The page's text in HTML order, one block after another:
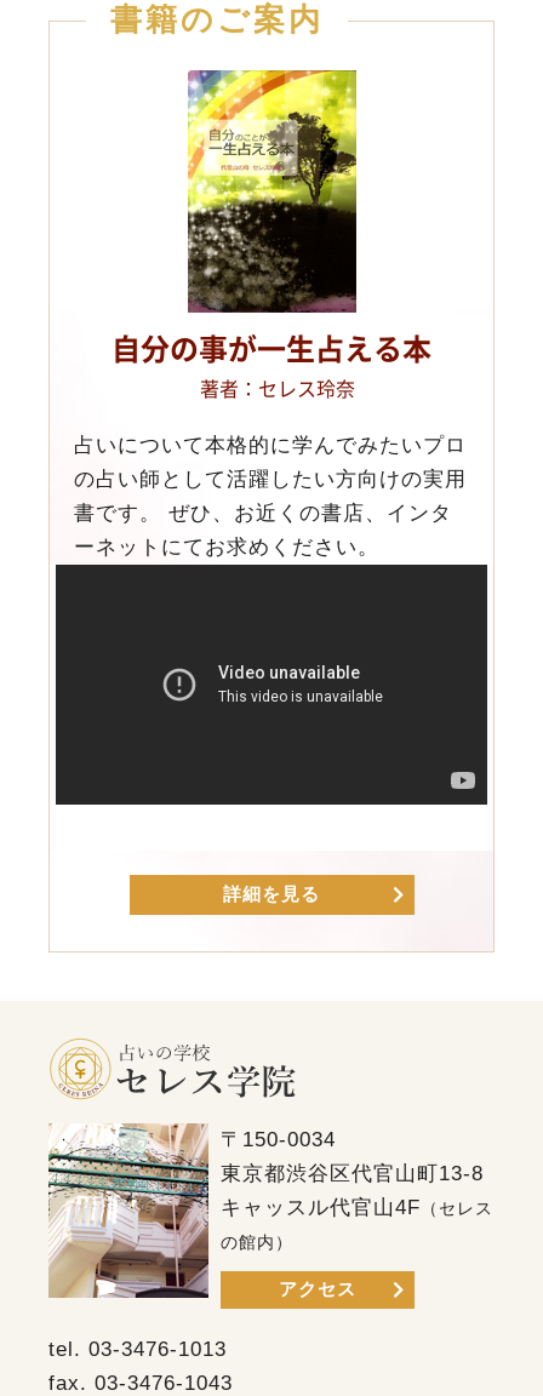
書籍のご案内
自分の事が一生占える本
著者：セレス玲奈
占いについて本格的に学んでみたいプロ
の占い師として活躍したい方向けの実用
書です。 ぜひ、お近くの書店、インタ
ーネットにてお求めください。
詳細を見る
〒150-0034
東京都渋谷区代官山町13-8
キャッスル代官山4F （セレス
の館内）
アクセス
tel. 03-3476-1013
fax. 03-3476-1043